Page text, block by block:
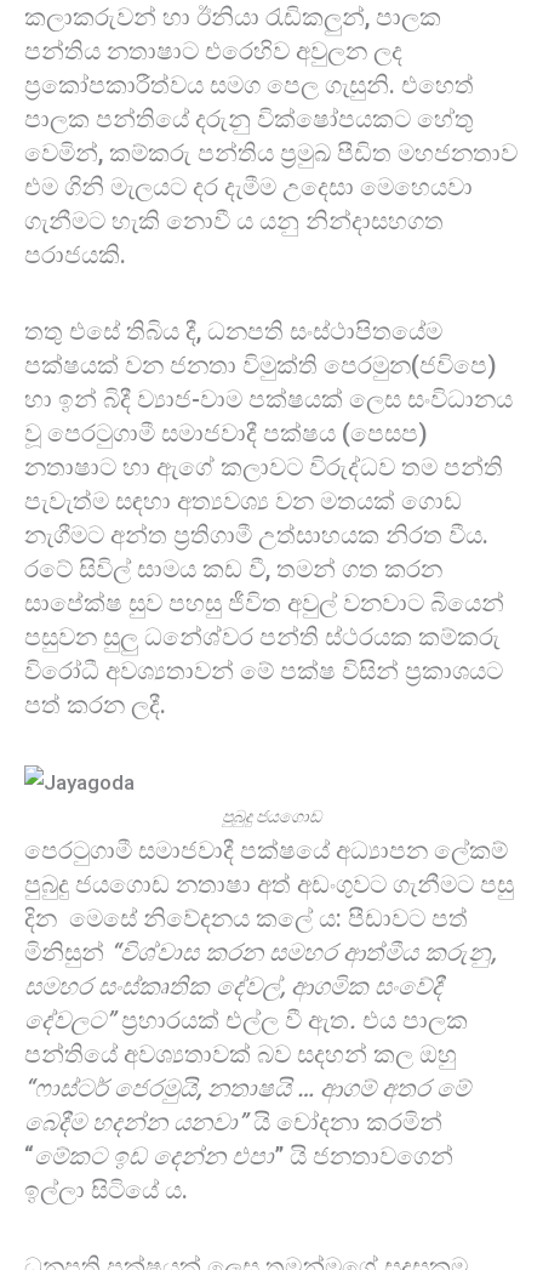
කලාකරුවන් හා ඊනියා රැඩිකලුන්, පාලක
පන්තිය නතාෂාට එරෙහිව අවුලන ලද
ප්‍රකෝපකාරීත්වය සමග පෙල ගැසුනි. එහෙත්
පාලක පන්තියේ දරුනු වික්ෂෝපයකට හේතු
වෙමින්, කම්කරු පන්තිය ප්‍රමුඛ පීඩිත මහජනතාව
එම ගිනි මැලයට දර දැමීම උදෙසා මෙහෙයවා
ගැනීමට හැකි නොවී ය යනු නින්දාසහගත
පරාජයකි.
තතු එසේ තිබිය දී, ධනපති සංස්ථාපිතයේම
පක්ෂයක් වන ජනතා විමුක්ති පෙරමුන(ජවිපෙ)
හා ඉන් බිදී ව්‍යාජ-වාම පක්ෂයක් ලෙස සංවිධානය
වූ පෙරටුගාමී සමාජවාදී පක්ෂය (පෙසප)
නතාෂාට හා ඇගේ කලාවට විරුද්ධව තම පන්ති
පැවැත්ම සඳහා අත්‍යවශ්‍ය වන මතයක් ගොඩ
නැගීමට අන්ත ප්‍රතිගාමී උත්සාහයක නිරත වීය.
රටේ සිවිල් සාමය කඩ වී, තමන් ගත කරන
සාපේක්ෂ සුව පහසු ජීවිත අවුල් වනවාට බියෙන්
පසුවන සුලු ධනේශ්වර පන්ති ස්ථරයක කම්කරු
විරෝධී අවශ්‍යතාවන් මේ පක්ෂ විසින් ප්‍රකාශයට
පත් කරන ලදී.
පුබුදු ජයගොඩ
පෙරටුගාමී සමාජවාදී පක්ෂයේ අධ්‍යාපන ලේකම්
පුබුදු ජයගොඩ නතාෂා අත් අඩංගුවට ගැනීමට පසු
දින මෙසේ නිවේදනය කලේ ය: පීඩාවට පත්
මිනිසුන් “විශ්වාස කරන සමහර ආත්මීය කරුනු,
සමහර සංස්කෘතික දේවල්, ආගමික සංවේදී
දේවලට”ප්‍රහාරයක් එල්ල වී ඇත. එය පාලක
පන්තියේ අවශ්‍යතාවක් බව සදහන් කල ඔහු
“ෆාස්ටර් ජෙරමුයි, නතාෂයි … ආගම් අතර මේ
බෙදීම හදන්න යනවා”යි චෝදනා කරමින්
“මේකට ඉඩ දෙන්න එපා” යි ජනතාවගෙන්
ඉල්ලා සිටියේ ය.